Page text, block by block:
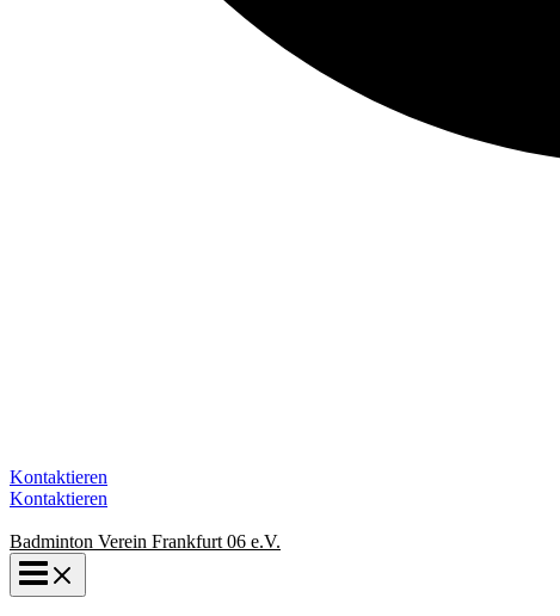
Kontaktieren
Kontaktieren
Badminton Verein Frankfurt 06 e.V.